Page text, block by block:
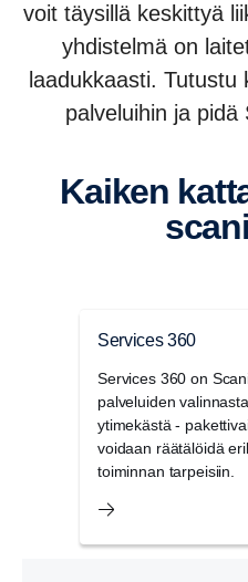
voit täysillä keskittyä
yhdistelmä on
laadukkaasti.
palveluihin ja pidä
kaiken kattavat palvelut
Services 360
Services 360 on
palveluiden
ytimekästä -
voidaan räätälöidä
toiminnan tarpeisiin.